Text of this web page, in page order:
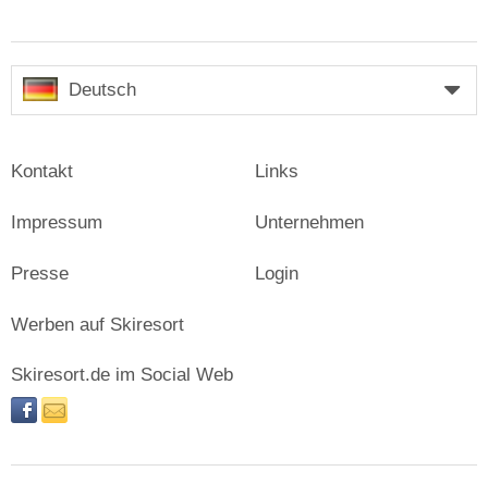
Deutsch
Kontakt
Impressum
Presse
Links
Unternehmen
Login
Werben auf Skiresort
Skiresort.de im Social Web
facebooknewsletter